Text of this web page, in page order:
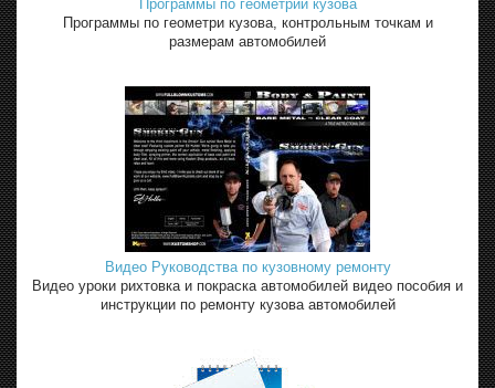
Программы по геометрии кузова
Программы по геометри кузова, контрольным точкам и
размерам автомобилей
Видео Руководства по кузовному ремонту
Видео уроки рихтовка и покраска автомобилей видео пособия и
инструкции по ремонту кузова автомобилей